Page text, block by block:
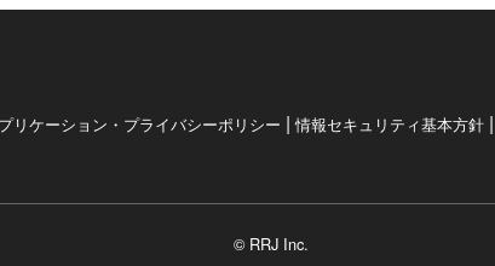
リケーション・プライバシーポリシー |情報セキュリティ基本方針 |
© RRJ Inc.